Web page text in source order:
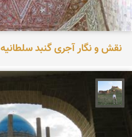
نقش و نگار آجری گنبد سلطانیه